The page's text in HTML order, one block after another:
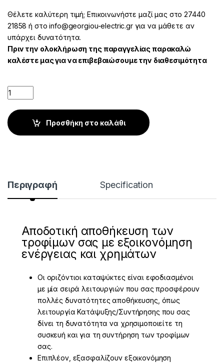
Θέλετε καλύτερη τιμή; Επικοινωνήστε μαζί μας στο 27440
21858 ή στο info@georgiou-electric.gr για να μάθετε αν
υπάρχει δυνατότητα.
Πριν την ολοκλήρωση της παραγγελίας παρακαλώ
καλέστε μας για να επιβεβαιώσουμε την διαθεσιμότητα
Quantity
Προσθήκη στο καλάθι
Περιγραφή Specification
Αποδοτική αποθήκευση των
τροφίμων σας με εξοικονόμηση
ενέργειας και χρημάτων
Οι οριζόντιοι καταψύκτες είναι εφοδιασμένοι
με μία σειρά λειτουργιών που σας προσφέρουν
πολλές δυνατότητες αποθήκευσης, όπως
λειτουργία Κατάψυξης/Συντήρησης που σας
δίνει τη δυνατότητα να χρησιμοποιείτε τη
συσκευή και για τη συντήρηση των τροφίμων
σας.
Επιπλέον, εξασφαλίζουν εξοικονόμηση